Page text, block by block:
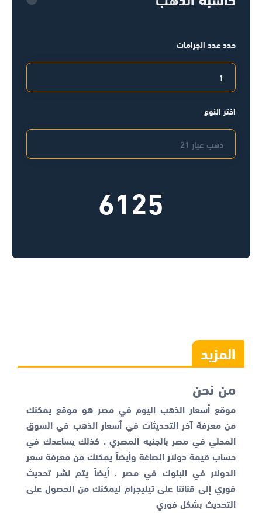
حدد عدد الجرامات
اختر النوع
6125
المزيد
من نحن
موقع أسعار الذهب اليوم في مصر هو موقع يمكنك
من معرفة آخر التحديثات في أسعار الذهب في السوق
المحلي في مصر بالجنيه المصري . كذلك يساعدك في
حساب قيمة دولار الصاغة وأيضاً يمكنك من معرفة سعر
الدولار في البنوك في مصر . أيضاً يتم نشر تحديث
فوري إلى قناتنا على تيليجرام ليمكنك من الحصول على
التحديث بشكل فوري